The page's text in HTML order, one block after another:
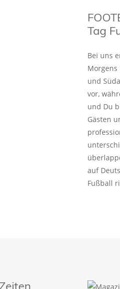
Tag
Bei uns
Morgens
und
vor,
und Du
Gästen
auf
Fußball